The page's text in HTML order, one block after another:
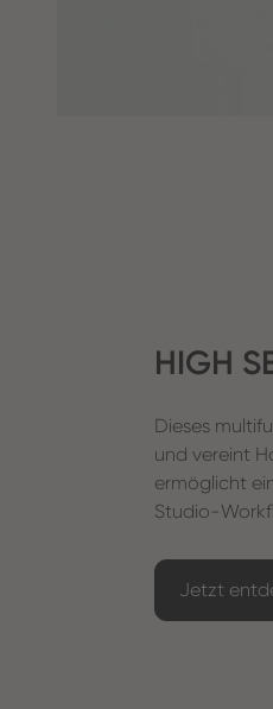
HIGH
Dieses
und vereint
ermöglicht
Studio-
Jetzt